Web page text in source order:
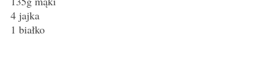
4 jajka
1 białko